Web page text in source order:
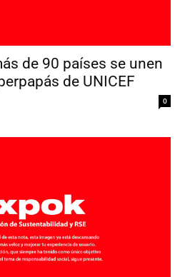
de 90 países se unen
de UNICEF
0